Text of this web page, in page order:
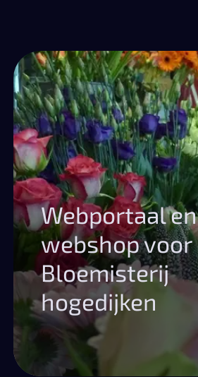
Webportaal en
webshop voor
Bloemisterij
hogedijken